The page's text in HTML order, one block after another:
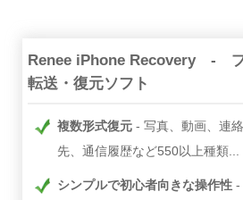
Renee iPhone Recovery -
転送・復元ソフト
複数形式復元
写真、動画、連絡
先、通信履歴など550以上種類...
シンプルで初心者向きな操作性